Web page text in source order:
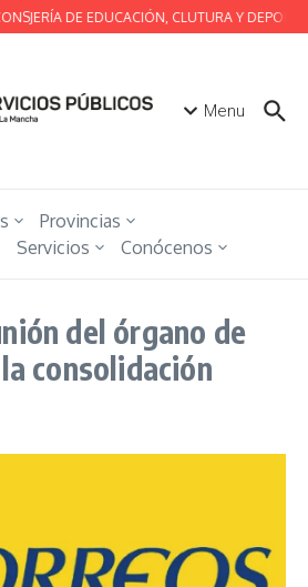
DE EDUCACIÓN, CLUTURA Y
Menu
Provincias
Servicios Conócenos
del órgano de
consolidación